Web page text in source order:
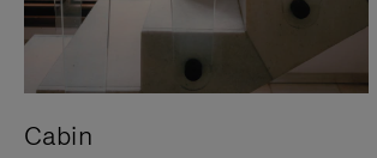
Cabin